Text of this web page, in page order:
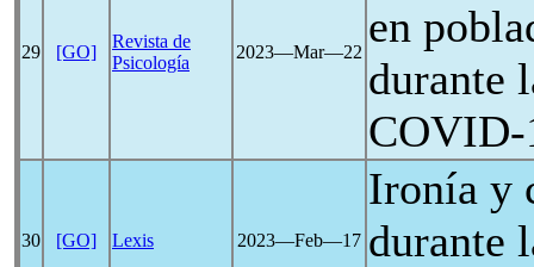
29 [GO]
Revista de
Psicología
2023―Mar―22
en
durante
COVID-
30 [GO] Lexis 2023―Feb―17
Ironía y
durante